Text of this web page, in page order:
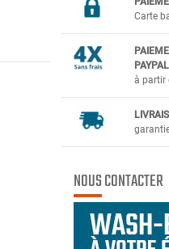
Carte
PAYPAL
à partir
NOUS CONTACTER